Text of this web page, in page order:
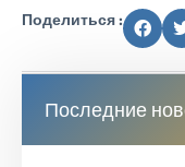
Поделиться :
Последние